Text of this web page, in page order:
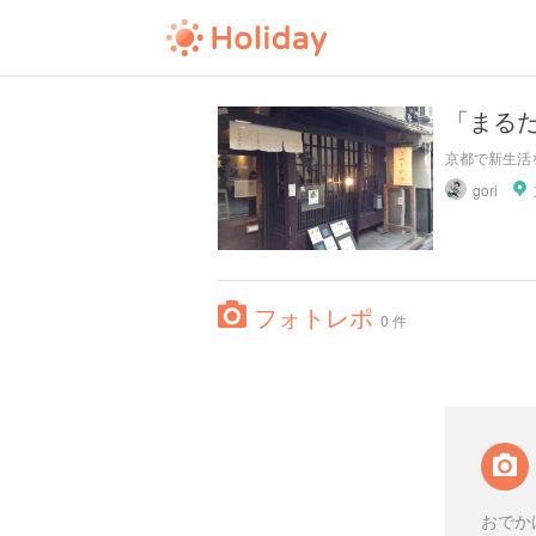
「ま
京都で新生
gori
フォトレポ 0 件
おで